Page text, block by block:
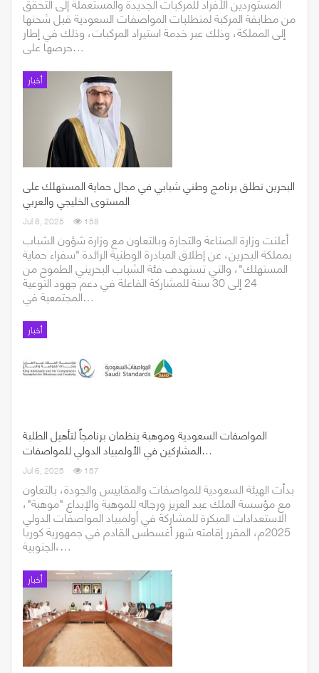
من مطابقة المركبة لمتطلبات المواصفات السعودية قبل شحنها
إلى المملكة، وذلك عبر خدمة استيراد المركبات، وذلك ​في إطار
حرصها على…
أخبار
البحرين تطلق برنامج وطني شبابي في مجال حماية المستهلك على
المستوى الخليجي والعربي
Jul 8, 2025 158
أعلنت وزارة الصناعة والتجارة وبالتعاون مع وزارة شؤون الشباب
بمملكة البحرين، عن إطلاق المبادرة الوطنية الرائدة "سفراء حماية
المستهلك"، والتي تستهدف فئة الشباب البحريني الطموح من
24 إلى 30 سنة للمشاركة الفاعلة في دعم جهود التوعية
المجتمعية في…
أخبار
المواصفات السعودية وموهبة ينظمان برنامجاً لتأهيل الطلبة
المشاركين في الأولمبياد الدولي للمواصفات…
Jul 6, 2025 157
بدأت الهيئة السعودية للمواصفات والمقاييس والجودة، بالتعاون
مع مؤسسة الملك عبد العزيز ورجاله للموهبة والإبداع "موهبة"،
الاستعدادات المبكرة للمشاركة في أولمبياد المواصفات الدولي
2025م، المقرر إقامته شهر أغسطس القادم في جمهورية كوريا
الجنوبية،…
أخبار